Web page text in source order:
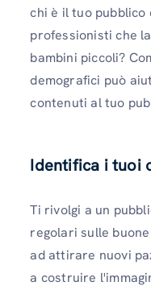
chi è il tuo pubblico
professionisti che
bambini piccoli?
demografici può
contenuti al tuo
Identifica i tuoi
Ti rivolgi a un
regolari sulle
ad attirare nuovi
a costruire